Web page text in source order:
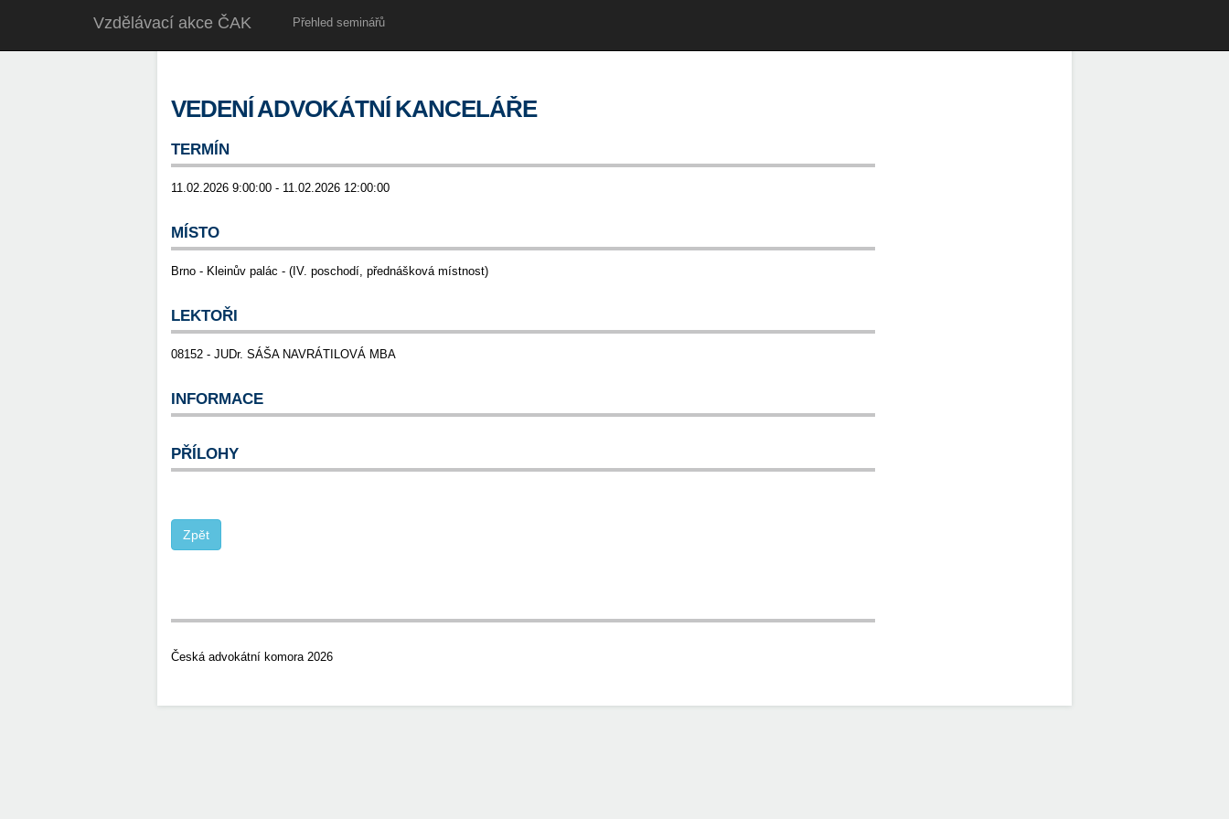
Vzdělávací akce ČAK Přehled seminářů
VEDENÍ ADVOKÁTNÍ KANCELÁŘE
TERMÍN
11.02.2026 9:00:00 - 11.02.2026 12:00:00
MÍSTO
Brno - Kleinův palác - (IV. poschodí, přednášková místnost)
LEKTOŘI
08152 - JUDr. SÁŠA NAVRÁTILOVÁ MBA
INFORMACE
PŘÍLOHY
Česká advokátní komora 2026